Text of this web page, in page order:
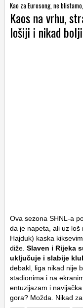
Kao za Eurosong, ne
Kaos na vrhu,
lošiji i nikad bolji
Ova sezona SHNL-a
da je napeta, ali uz loš
Hajduk) kaska
diže. Slaven i Rijeka
uključuje i slabije
debakl, liga nikad nije
stadionima i na
entuzijazam i
gora? Možda. Nikad